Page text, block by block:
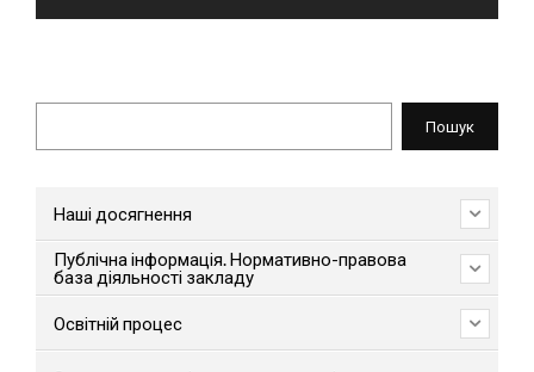
Пошук
Наші досягнення
Публічна інформація. Нормативно-правова
база діяльності закладу
Освітній процес